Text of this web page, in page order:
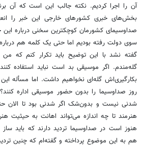
آن را اجرا کردیم. نکته جالب این است که آن
بخش‌های خبری کشورهای خارجی این خبر را
صداوسیمای کشورمان کوچکترین سخنی درباره این
سوی دولت رفته بودیم اما حتی یک کلمه هم
گفته نشد با این توضیح باید تکرار کنم که
گله‌مندم. اگر موسیقی بد است نباید استفاده
بکارگیری‌اش گله‌ای نخواهیم داشت. اما مسأله
روز صداوسیما را بدون حضور موسیقی اداره
شدنی نیست و بدون‌شک اگر شدنی بود تا الان
هنرمند تا چه اندازه می‌تواند اهانت به حیثیت
هنوز است در صداوسیما تردید دارند که باید
هم به این موضوع پرداخته و گفته‌ام که چنین